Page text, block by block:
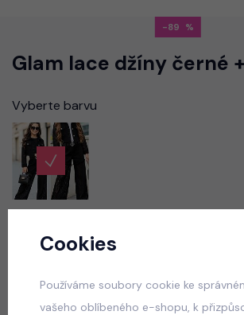
-89
Glam lace džíny černé
Vyberte barvu
Vyberte velikost
skladem 50 Kč
459 Kč
Cookies
Používáme soubory cookie ke
vašeho oblíbeného e-shopu, k